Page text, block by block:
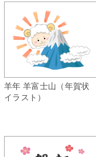
羊年 羊富士山（年賀状
イラスト）